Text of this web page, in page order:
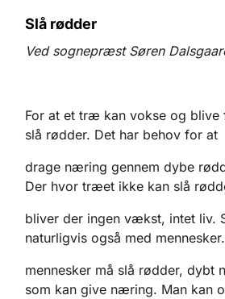
Slå rødder
Ved sognepræst Søren
For at et træ kan vokse og blive
slå rødder. Det har behov for at
drage næring gennem dybe
Der hvor træet ikke kan slå
bliver der ingen vækst, intet liv.
naturligvis også med
mennesker må slå rødder, dybt
som kan give næring. Man kan